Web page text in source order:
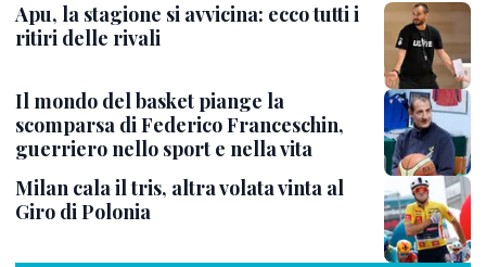
Apu, la stagione si avvicina: ecco tutti i
ritiri delle rivali
Il mondo del basket piange la
scomparsa di Federico Franceschin,
guerriero nello sport e nella vita
Milan cala il tris, altra volata vinta al
Giro di Polonia